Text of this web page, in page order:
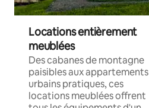
Locations entièrement
meublées
Des cabanes de montagne
paisibles aux appartements
urbains pratiques, ces
locations meublées offrent